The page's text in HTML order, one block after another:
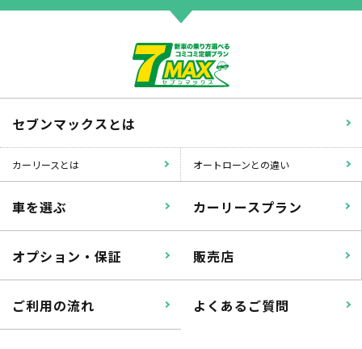
セブンマックスとは
カーリースとは オートローンとの違い
車を選ぶ カーリースプラン
オプション・保証 販売店
ご利用の流れ よくあるご質問